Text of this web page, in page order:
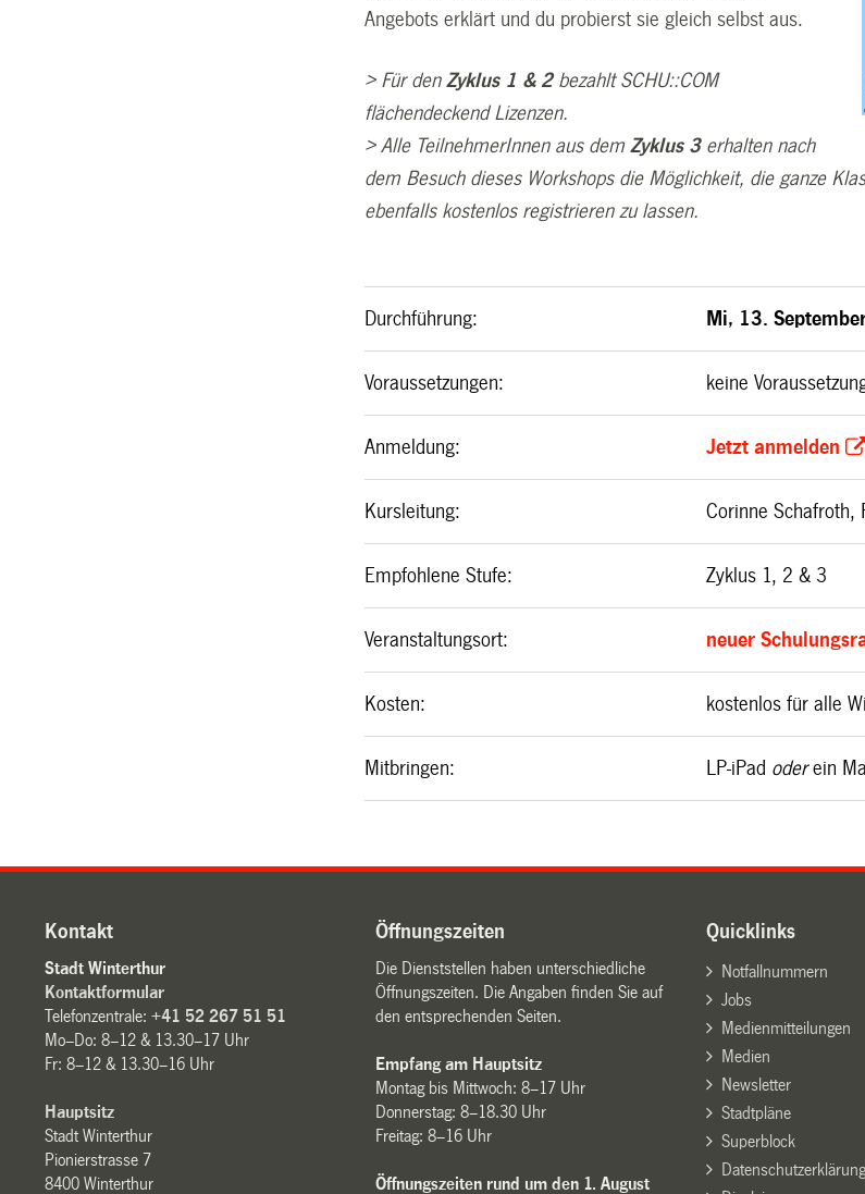
Angebots erklärt und du probierst sie gleich selbst aus.
> Für denZyklus 1 & 2bezahlt SCHU::COM
flächendeckend Lizenzen.
> Alle TeilnehmerInnen aus demZyklus 3erhalten nach
dem Besuch dieses Workshops die Möglichkeit, die ganze
ebenfalls kostenlos registrieren zu lassen.
Durchführung: Mi, 13.
Voraussetzungen: keine
Anmeldung: Jetzt anmelden
Kursleitung: Corinne Schafroth,
Empfohlene Stufe: Zyklus 1, 2 & 3
Veranstaltungsort: neuer
Kosten: kostenlos für alle
Mitbringen: LP-iPad oderein
Kontakt
Stadt Winterthur
Kontaktformular
Telefonzentrale:+41 52 267 51 51
Mo–Do: 8–12 & 13.30–17 Uhr
Fr: 8–12 & 13.30–16 Uhr
Hauptsitz
Stadt Winterthur
Pionierstrasse 7
8400 Winterthur
Öffnungszeiten
Die Dienststellen haben unterschiedliche
Öffnungszeiten. Die Angaben finden Sie auf
den entsprechenden Seiten.
Empfang am Hauptsitz
Montag bis Mittwoch: 8–17 Uhr
Donnerstag: 8–18.30 Uhr
Freitag: 8–16 Uhr
Öffnungszeiten rund um den 1. August
Quicklinks
Notfallnummern
Jobs
Medienmitteilungen
Medien
Newsletter
Stadtpläne
Superblock
Datenschutzerklärung